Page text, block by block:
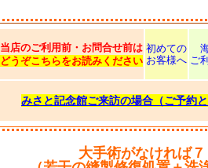
当店のご利用前・お問合せ前は
どうぞこちらをお読みください
初めての
お客様へ ご
みさと記念館ご来訪の場合（ご予約
大手術がなければ